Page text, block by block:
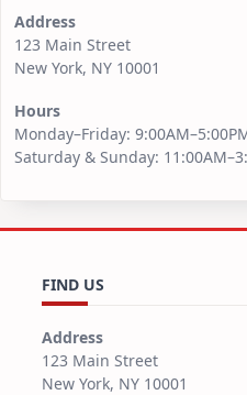
Address
123 Main Street
New York, NY 10001
Hours
Monday–Friday:
Saturday & Sunday:
FIND US
Address
123 Main Street
New York, NY 10001